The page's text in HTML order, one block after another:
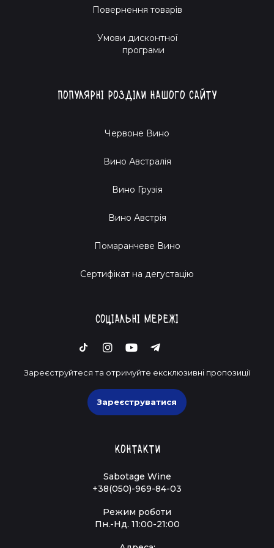
справжня подорож в емоції! Приєднуйся до нашої винної
спільноти, де ми ділимося найкращими моментами і
розкриваємо секрети винного світу. Помітимо, що наші
І, звісно, не забудь зберегти місце в календарі для
SuperNatural Wine Festival — головної винної події року,
Повернення товарів
Умови дисконтної
програми
Популярні розділи нашого сайту
Червоне Вино
Вино Австралія
Вино Грузія
Вино Австрія
Помаранчеве Вино
Cертифікат на дегустацію
Соціальні мережі
Зареєструйтеся та отримуйте ексклюзивні пропозиції
Зареєструватися
Контакти
Sabotage Wine
+38(050)-969-84-03
Режим роботи
Пн.-Нд. 11:00-21:00